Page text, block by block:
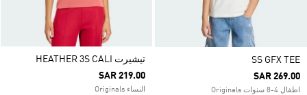
SS GFX TEE
SAR 269.00
اطفال 4-8 سنوات Originals
تيشيرت HEATHER 3S CALI
SAR 219.00
النساء Originals